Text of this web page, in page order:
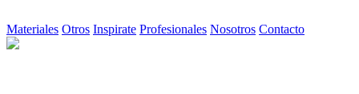
Materiales Otros Inspirate Profesionales Nosotros Contacto